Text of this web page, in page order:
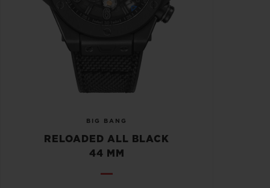
BIG BANG
RELOADED ALL BLACK
44 MM